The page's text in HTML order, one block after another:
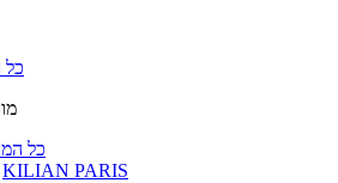
כל
כל
KILIAN PARIS